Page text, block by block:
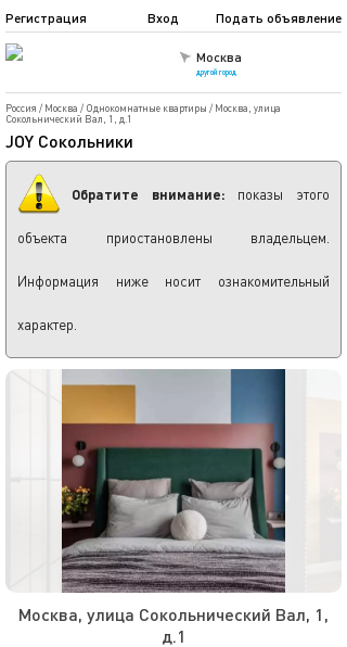
Москва
другой город
Подать объявление
Регистрация Вход
Россия / Москва / Однокомнатные квартиры / Москва, улица
Сокольнический Вал, 1, д.1
JOY Сокольники
Обратите внимание: показы этого
объекта приостановлены владельцем.
Информация ниже носит ознакомительный
характер.
Москва, улица Сокольнический Вал, 1,
д.1